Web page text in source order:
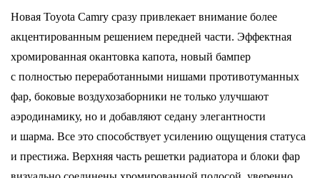
Новая Toyota Camry сразу привлекает внимание более
акцентированным решением передней части. Эффектная
хромированная окантовка капота, новый бампер
с полностью переработанными нишами противотуманных
фар, боковые воздухозаборники не только улучшают
аэродинамику, но и добавляют седану элегантности
и шарма. Все это способствует усилению ощущения статуса
и престижа. Верхняя часть решетки радиатора и блоки фар